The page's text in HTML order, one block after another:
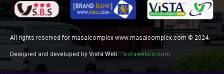
All rights reserved for masalcomplex www.masalcomplex.com © 2024.
Designed and developed by Vista Web…vistawebco.com